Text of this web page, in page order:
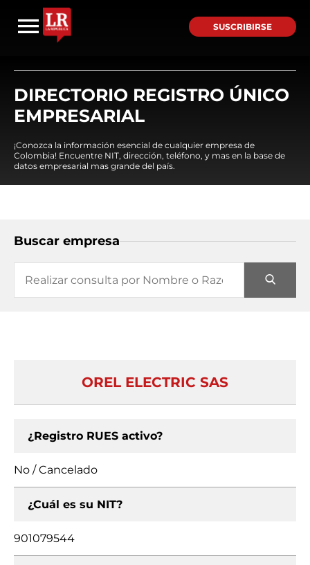
SUSCRIBIRSE
DIRECTORIO REGISTRO ÚNICO
EMPRESARIAL
¡Conozca la información esencial de cualquier empresa de
Colombia! Encuentre NIT, dirección, teléfono, y mas en la base de
datos empresarial mas grande del país.
Buscar empresa
OREL ELECTRIC SAS
¿Registro RUES activo?
No / Cancelado
¿Cuál es su NIT?
901079544